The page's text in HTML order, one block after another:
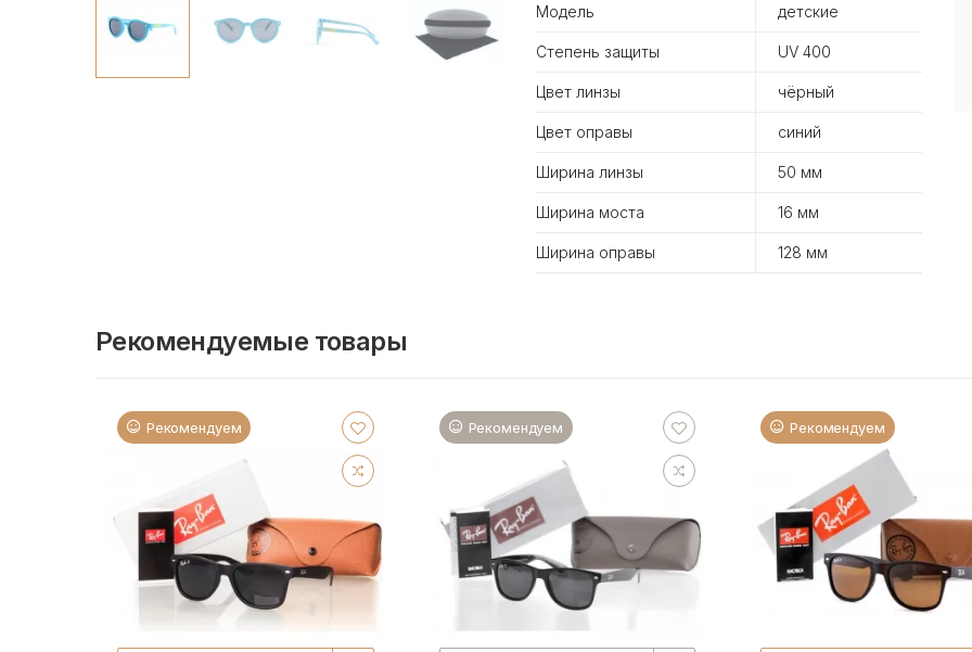
Модель детские
Степень защиты UV 400
Цвет линзы чёрный
Цвет оправы синий
Ширина линзы 50 мм
Ширина моста 16 мм
Ширина оправы 128 мм
Рекомендуемые товары
Рекомендуем Рекомендуем Рекомендуем